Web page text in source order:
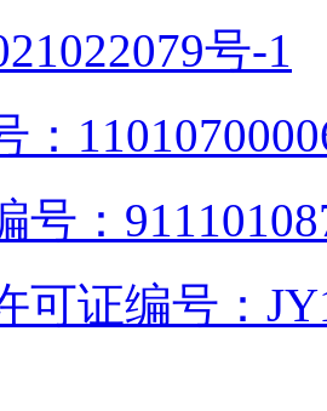
号-1
：
号：
可证编号：